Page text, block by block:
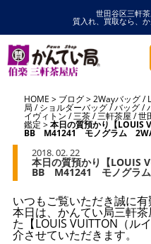
世田谷区三軒
質入れ、買取なら、
HOME ブログ 2Wayバッグ/
局 /ショルダーバッグ/バッグ/
イヴィトン/三茶/三軒茶屋/世
鑑定 本日の質預かり【LOUIS
BB M41241 モノグラム
2018. 02. 22
本日の質預かり【LOUIS
BB M41241 モノグラム
いつもご覧いただき誠に有
本日は、かんてい局三軒
た【LOUIS VUITTON（ル
介させていただきます。